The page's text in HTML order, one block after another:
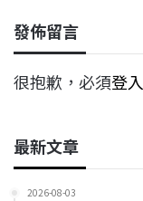
發佈留言
很抱歉，必須登入
最新文章
2026-08-03